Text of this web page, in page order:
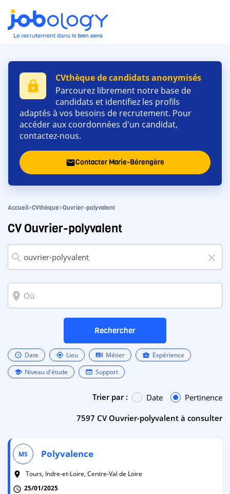
lock
CVthèque de candidats anonymisés
Parcourez librement notre base de
candidats et identifiez les profils
adaptés à vos besoins de recrutement. Pour
accéder aux coordonnées d'un candidat,
contactez-nous.
emailContacter Marie-Bérengère
Accueil>CVthèque>Ouvrier-polyvalent
CV Ouvrier-polyvalent
search close
room
Rechercher
schedule Date my_location Lieu recent_actors Métier business_center Expérience
school Niveau d'étude web Support
7597 CV Ouvrier-polyvalent à consulter
Trier par : Date Pertinence
MS Polyvalence
room
Tours, Indre-et-Loire, Centre-Val de Loire
schedule 25/01/2025